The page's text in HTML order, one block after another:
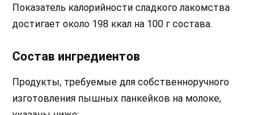
Показатель калорийности сладкого лакомства
достигает около 198 ккал на 100 г состава.
Состав ингредиентов
Продукты, требуемые для собственноручного
изготовления пышных панкейков на молоке,